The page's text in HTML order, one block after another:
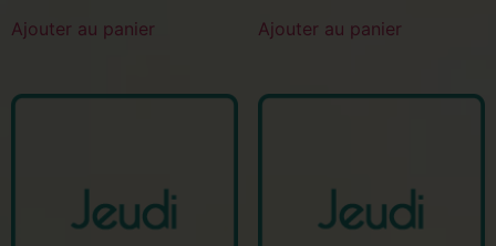
Ajouter au panier Ajouter au panier